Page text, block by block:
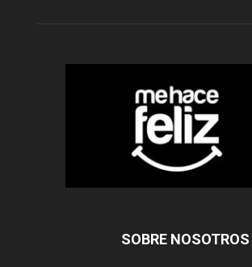
SOBRE NOSOTROS